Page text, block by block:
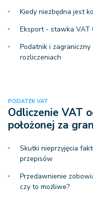
Kiedy niezbędna jest
Eksport - stawka VAT
Podatnik i
rozliczeniach
PODATEK VAT
Odliczenie VAT
położonej za
Skutki nieprzyjęcia
przepisów
Przedawnienie
czy to możliwe?